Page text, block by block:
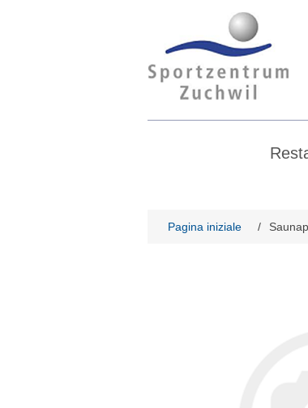
Pagina iniziale /